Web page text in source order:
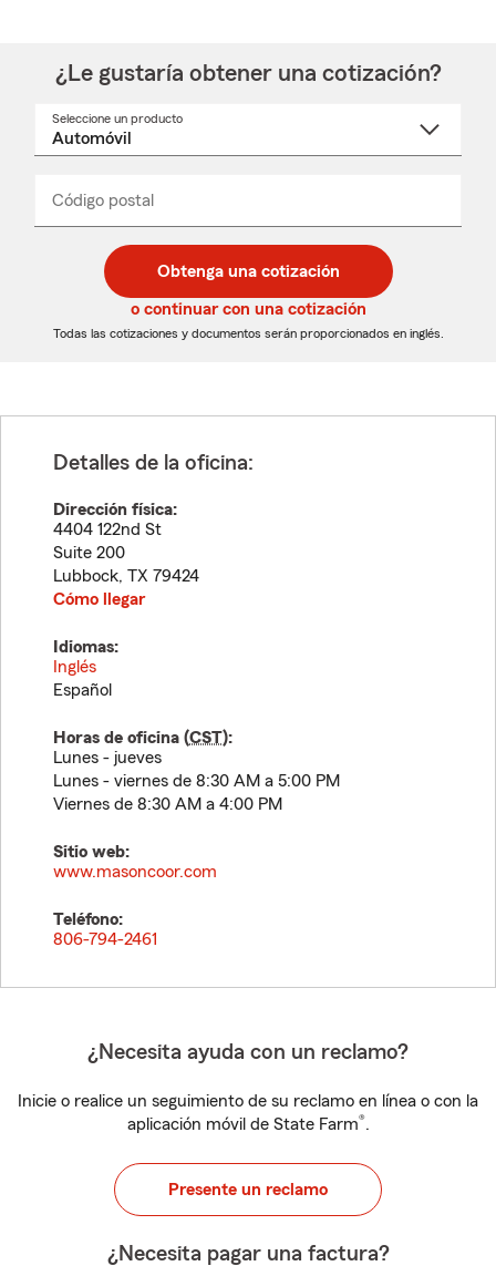
¿Le gustaría obtener una cotización?
Seleccione un producto
desplegable
Código postal
de
5
dígitos
de
5
dígitos
_____
Obtenga una cotización
o continuar con una cotización
Todas las cotizaciones y documentos serán proporcionados en inglés.
Detalles de la oficina:
Dirección física:
4404 122nd St
Suite 200
Lubbock, TX 79424
Cómo llegar
Idiomas:
Inglés
Español
Horas de oficina (CST):
Lunes - jueves
Lunes - viernes de 8:30 AM a 5:00 PM
Viernes de 8:30 AM a 4:00 PM
Sitio web:
www.masoncoor.com
Teléfono:
806-794-2461
¿Necesita ayuda con un reclamo?
Inicie o realice un seguimiento de su reclamo en línea o con la
aplicación móvil de State Farm®.
Presente un reclamo
¿Necesita pagar una factura?